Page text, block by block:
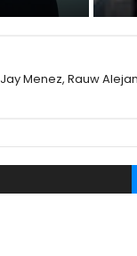
Jay Menez, Rauw